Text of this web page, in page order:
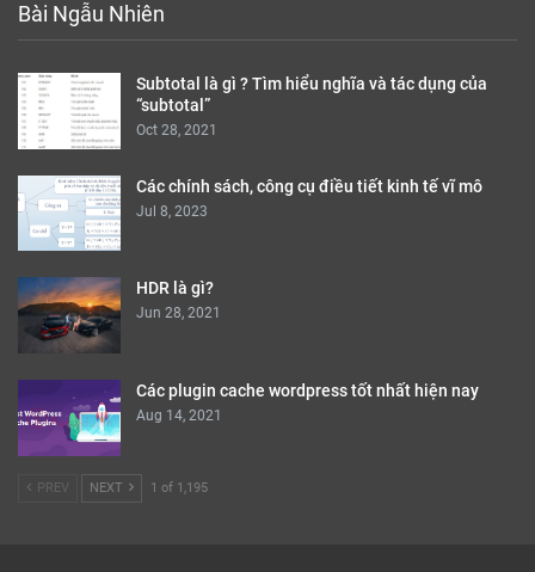
Bài Ngẫu Nhiên
Subtotal là gì ? Tìm hiểu nghĩa và tác dụng của
“subtotal”
Oct 28, 2021
Các chính sách, công cụ điều tiết kinh tế vĩ mô
Jul 8, 2023
HDR là gì?
Jun 28, 2021
Các plugin cache wordpress tốt nhất hiện nay
Aug 14, 2021
PREV NEXT 1 of 1,195